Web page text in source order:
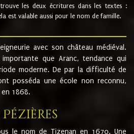
les deux écritures dans les textes :
est valable aussi pour le nom de famille.
avec son château médiéval.
que Aranc, tendance qui
moderne. De par la difficulté de
posséda une école non reconnu,
1868.
le nom de Tizenan en 1670. Une